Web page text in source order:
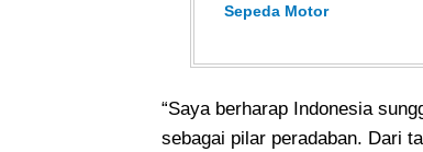
Sepeda Motor
“Saya berharap Indonesia
sebagai pilar peradaban. Dari